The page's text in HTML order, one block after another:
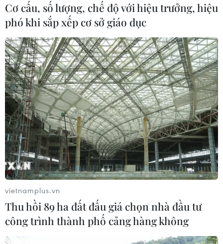
Cơ cấu, số lượng, chế độ với hiệu trưởng, hiệu
phó khi sắp xếp cơ sở giáo dục
vietnamplus.vn
Thu hồi 89 ha đất đấu giá chọn nhà đầu tư
công trình thành phố cảng hàng không